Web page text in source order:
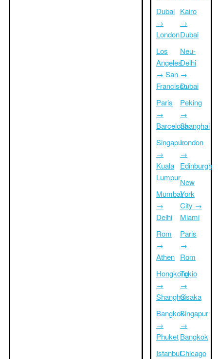
Dubai
→
London
Los
Angeles
→ San
Francisco
Paris
→
Barcelona
Singapur
→
Kuala
Lumpur
Mumbai
→
Delhi
Rom
→
Athen
Hongkong
→
Shanghai
Bangkok
→
Phuket
Istanbul
Kairo
→
Dubai
Neu-
Delhi
→
Dubai
Peking
→
Shanghai
London
→
Edinburgh
New
York
City →
Miami
Paris
→
Rom
Tokio
→
Osaka
Singapur
→
Bangkok
Chicago